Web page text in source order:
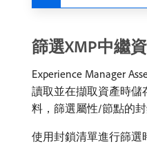
篩選XMP中繼
Experience Manager
讀取並在擷取資產時儲
料，篩選屬性/節點的封
使用封鎖清單進行篩選